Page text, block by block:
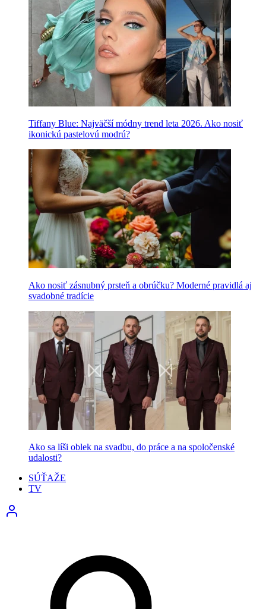
Tiffany Blue: Najväčší módny trend leta 2026. Ako nosiť
ikonickú pastelovú modrú?
Ako nosiť zásnubný prsteň a obrúčku? Moderné pravidlá aj
svadobné tradície
Ako sa líši oblek na svadbu, do práce a na spoločenské
udalosti?
SÚŤAŽE
TV